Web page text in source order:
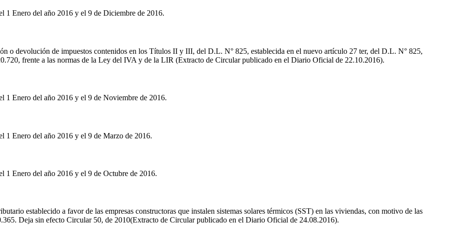
1 Enero del año 2016 y el 9 de Diciembre de 2016.
o devolución de impuestos contenidos en los Títulos II y III, del D.L. N° 825, establecida en el nuevo artículo 27 ter, del D.L. N° 825,
frente a las normas de la Ley del IVA y de la LIR (Extracto de Circular publicado en el Diario Oficial de 22.10.2016).
1 Enero del año 2016 y el 9 de Noviembre de 2016.
1 Enero del año 2016 y el 9 de Marzo de 2016.
1 Enero del año 2016 y el 9 de Octubre de 2016.
establecido a favor de las empresas constructoras que instalen sistemas solares térmicos (SST) en las viviendas, con motivo de las
Deja sin efecto Circular 50, de 2010(Extracto de Circular publicado en el Diario Oficial de 24.08.2016).